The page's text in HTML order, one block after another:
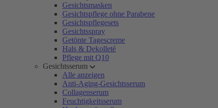
Gesichtsmasken
Gesichtspflege ohne Parabene
Gesichtspflegesets
Gesichtsspray
Getönte Tagescreme
Hals & Dekolleté
Pflege mit Q10
Gesichtsserum
Alle anzeigen
Anti-Aging-Gesichtsserum
Collagenserum
Feuchtigkeitsserum